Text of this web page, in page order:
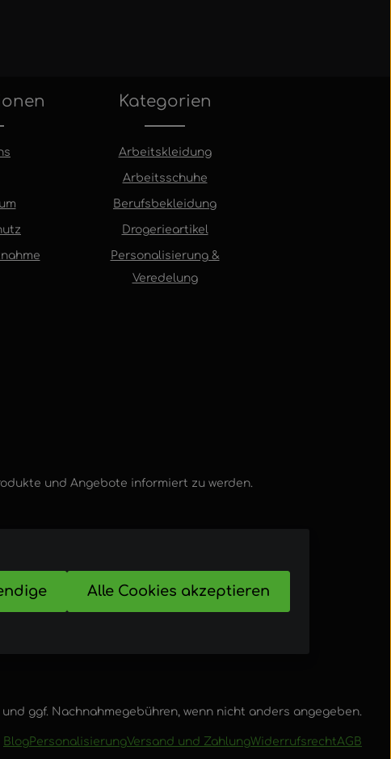
Kategorien
Arbeitskleidung
Arbeitsschuhe
Berufsbekleidung
Drogerieartikel
Personalisierung &
Veredelung
und Angebote informiert zu werden.
und ggf. Nachnahmegebühren, wenn nicht anders angegeben.
BlogPersonalisierungVersand und ZahlungWiderrufsrechtAGB
Alle Cookies akzeptieren